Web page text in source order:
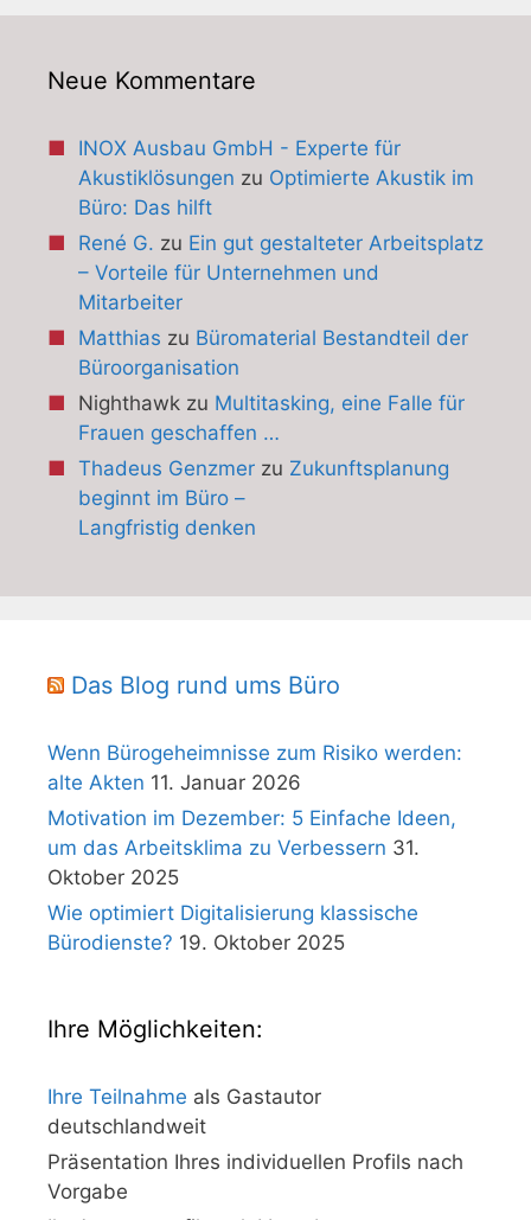
Neue Kommentare
INOX Ausbau GmbH - Experte für
Akustiklösungen zu Optimierte Akustik im
Büro: Das hilft
René G. zu Ein gut gestalteter Arbeitsplatz
– Vorteile für Unternehmen und
Mitarbeiter
Matthias zu Büromaterial Bestandteil der
Büroorganisation
Nighthawkzu Multitasking, eine Falle für
Frauen geschaffen …
Thadeus Genzmerzu Zukunftsplanung
beginnt im Büro –
Langfristig denken
Das Blog rund ums Büro
Wenn Bürogeheimnisse zum Risiko werden:
alte Akten 11. Januar 2026
Motivation im Dezember: 5 Einfache Ideen,
um das Arbeitsklima zu Verbessern 31.
Oktober 2025
Wie optimiert Digitalisierung klassische
Bürodienste? 19. Oktober 2025
Ihre Möglichkeiten:
Ihre Teilnahme als Gastautor
deutschlandweit
Präsentation Ihres individuellen Profils nach
Vorgabe